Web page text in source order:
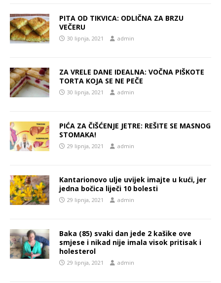
PITA OD TIKVICA: ODLIČNA ZA BRZU
VEČERU
30 lipnja, 2021 admin
ZA VRELE DANE IDEALNA: VOČNA PIŠKOTE
TORTA KOJA SE NE PEČE
30 lipnja, 2021 admin
PIĆA ZA ČIŠĆENJE JETRE: REŠITE SE MASNOG
STOMAKA!
29 lipnja, 2021 admin
Kantarionovo ulje uvijek imajte u kući, jer
jedna bočica liječi 10 bolesti
29 lipnja, 2021 admin
Baka (85) svaki dan jede 2 kašike ove
smjese i nikad nije imala visok pritisak i
holesterol
29 lipnja, 2021 admin